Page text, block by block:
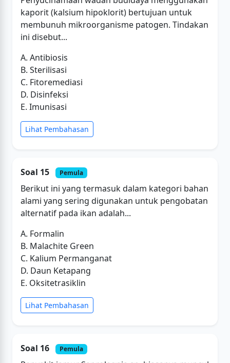
kaporit (kalsium hipoklorit) bertujuan untuk
membunuh mikroorganisme patogen. Tindakan
ini disebut...
A. Antibiosis
B. Sterilisasi
C. Fitoremediasi
D. Disinfeksi
E. Imunisasi
Lihat Pembahasan
Soal 15 Pemula
Berikut ini yang termasuk dalam kategori bahan
alami yang sering digunakan untuk pengobatan
alternatif pada ikan adalah...
A. Formalin
B. Malachite Green
C. Kalium Permanganat
D. Daun Ketapang
E. Oksitetrasiklin
Lihat Pembahasan
Soal 16 Pemula